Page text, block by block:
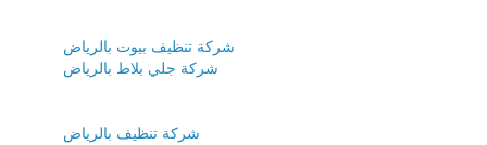
شركة تنظيف بيوت بالرياض
شركة جلي بلاط بالرياض
شركة تنظيف بالرياض